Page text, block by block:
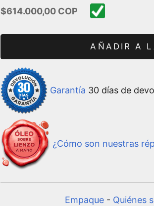
Precio de oferta
$614.000,00 COP
AÑADIR A
Garantía 30 días de
¿Cómo son nuestras
Empaque - Quiénes